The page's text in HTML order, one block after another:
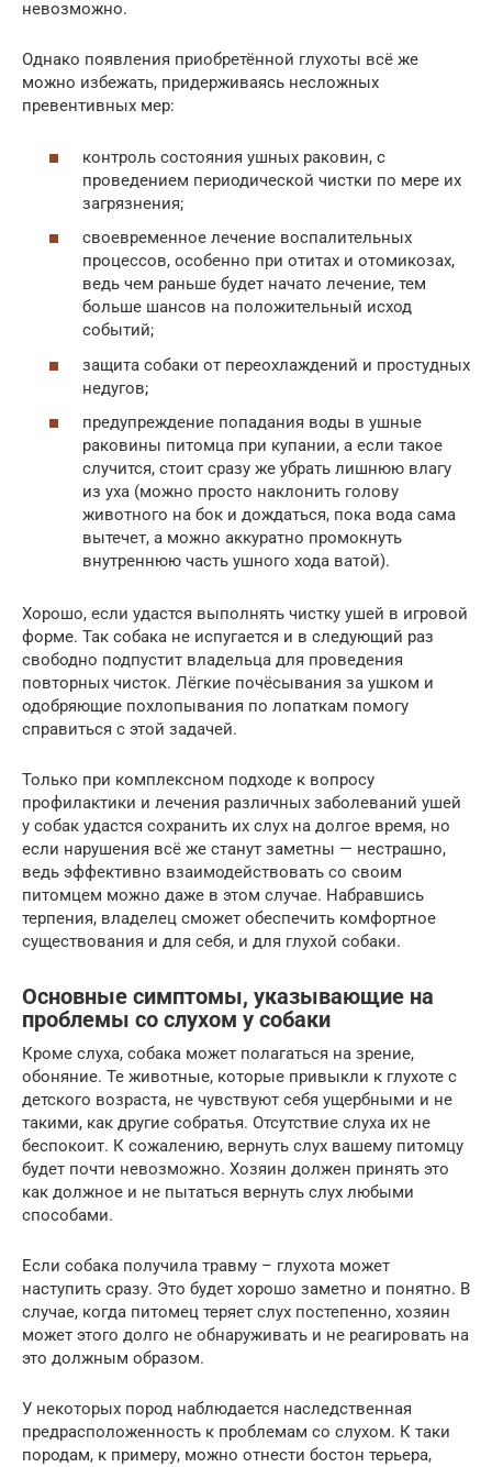
невозможно.
Однако появления приобретённой глухоты всё же
можно избежать, придерживаясь несложных
превентивных мер:
контроль состояния ушных раковин, с
проведением периодической чистки по мере их
загрязнения;
своевременное лечение воспалительных
процессов, особенно при отитах и отомикозах,
ведь чем раньше будет начато лечение, тем
больше шансов на положительный исход
событий;
защита собаки от переохлаждений и простудных
недугов;
предупреждение попадания воды в ушные
раковины питомца при купании, а если такое
случится, стоит сразу же убрать лишнюю влагу
из уха (можно просто наклонить голову
животного на бок и дождаться, пока вода сама
вытечет, а можно аккуратно промокнуть
внутреннюю часть ушного хода ватой).
Хорошо, если удастся выполнять чистку ушей в игровой
форме. Так собака не испугается и в следующий раз
свободно подпустит владельца для проведения
повторных чисток. Лёгкие почёсывания за ушком и
одобряющие похлопывания по лопаткам помогу
справиться с этой задачей.
Только при комплексном подходе к вопросу
профилактики и лечения различных заболеваний ушей
у собак удастся сохранить их слух на долгое время, но
если нарушения всё же станут заметны — нестрашно,
ведь эффективно взаимодействовать со своим
питомцем можно даже в этом случае. Набравшись
терпения, владелец сможет обеспечить комфортное
существования и для себя, и для глухой собаки.
Основные симптомы, указывающие на
проблемы со слухом у собаки
Кроме слуха, собака может полагаться на зрение,
обоняние. Те животные, которые привыкли к глухоте с
детского возраста, не чувствуют себя ущербными и не
такими, как другие собратья. Отсутствие слуха их не
беспокоит. К сожалению, вернуть слух вашему питомцу
будет почти невозможно. Хозяин должен принять это
как должное и не пытаться вернуть слух любыми
способами.
Если собака получила травму – глухота может
наступить сразу. Это будет хорошо заметно и понятно. В
случае, когда питомец теряет слух постепенно, хозяин
может этого долго не обнаруживать и не реагировать на
это должным образом.
У некоторых пород наблюдается наследственная
предрасположенность к проблемам со слухом. К таки
породам, к примеру, можно отнести бостон терьера,